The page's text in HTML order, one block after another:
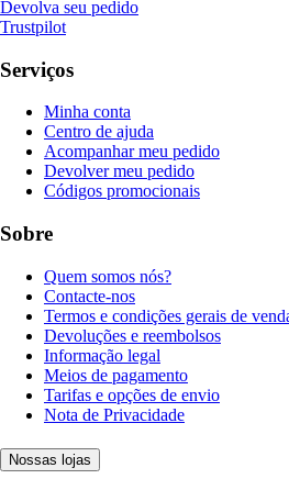
Devolva seu pedido
Trustpilot
Serviços
Minha conta
Centro de ajuda
Acompanhar meu pedido
Devolver meu pedido
Códigos promocionais
Sobre
Quem somos nós?
Contacte-nos
Termos e condições gerais de
Devoluções e reembolsos
Informação legal
Meios de pagamento
Tarifas e opções de envio
Nota de Privacidade
Nossas lojas